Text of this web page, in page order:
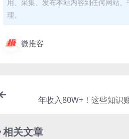
用、采集、发布本站内容到任何网站
理。
微推客
年收入80W+！这些知识
相关文章